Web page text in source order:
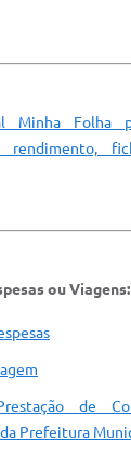
Minha Folha
rendimento,
ou Viagens:
de
Prefeitura